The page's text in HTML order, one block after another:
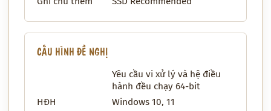
CẤU HÌNH ĐỀ NGHỊ
Yêu cầu vi xử lý và hệ điều
hành đều chạy 64-bit
HĐH
Windows 10, 11